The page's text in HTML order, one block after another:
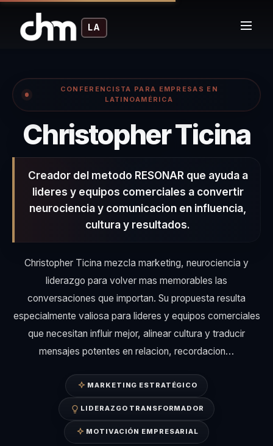
LA
CONFERENCISTA PARA EMPRESAS EN
LATINOAMÉRICA
Christopher Ticina–
Creador del metodo RESONAR que ayuda a
lideres y equipos comerciales a convertir
neurociencia y comunicacion en influencia,
cultura y resultados.
Christopher Ticina mezcla marketing, neurociencia y
liderazgo para volver mas memorables las
conversaciones que importan. Su propuesta resulta
especialmente valiosa para lideres y equipos comerciales
que necesitan influir mejor, alinear cultura y traducir
mensajes potentes en relacion, recordacion…
MARKETING ESTRATÉGICO
LIDERAZGO TRANSFORMADOR
MOTIVACIÓN EMPRESARIAL